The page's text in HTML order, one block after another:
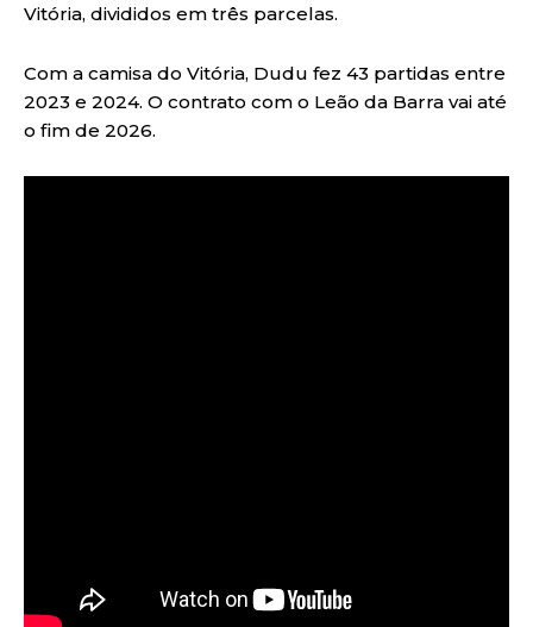
Vitória, divididos em três parcelas.
Com a camisa do Vitória, Dudu fez 43 partidas entre
2023 e 2024. O contrato com o Leão da Barra vai até
o fim de 2026.